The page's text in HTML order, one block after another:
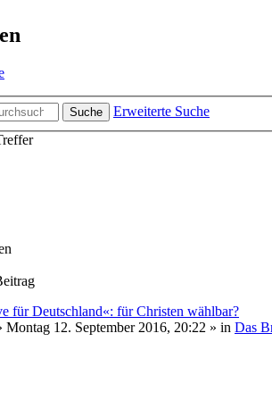
Suche
Erweiterte Suche
für Deutschland«: für Christen wählbar?
Montag 12. September 2016, 20:22 » in Das